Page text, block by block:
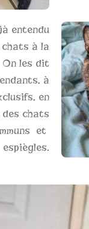
entendu
à la
les dit
à
en
chats
et
espiègles.